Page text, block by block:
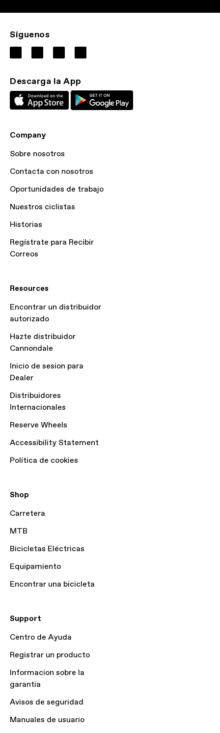
Síguenos
Descarga la App
Company
Sobre nosotros
Contacta con nosotros
Oportunidades de trabajo
Nuestros ciclistas
Historias
Regístrate para Recibir
Correos
Resources
Encontrar un distribuidor
autorizado
Hazte distribuidor
Cannondale
Inicio de sesion para
Dealer
Distribuidores
Internacionales
Reserve Wheels
Accessibility Statement
Política de cookies
Shop
Carretera
MTB
Bicicletas Eléctricas
Equipamiento
Encontrar una bicicleta
Support
Centro de Ayuda
Registrar un producto
Informacion sobre la
garantia
Avisos de seguridad
Manuales de usuario